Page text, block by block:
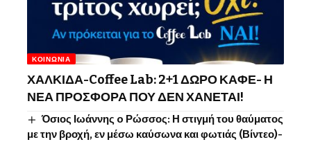
ΚΟΙΝΩΝΊΑ
ΧΑΛΚΙΔΑ-Coffee Lab: 2+1 ΔΩΡΟ ΚΑΦΕ- Η
ΝΕΑ ΠΡΟΣΦΟΡΑ ΠΟΥ ΔΕΝ ΧΑΝΕΤΑΙ!
Όσιος Ιωάννης o Ρώσσος: Η στιγμή του θαύματος
με την βροχή, εν μέσω καύσωνα και φωτιάς (Βίντεο)-